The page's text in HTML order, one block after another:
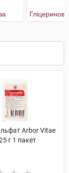
Arbor Vitae
г 1 пакет